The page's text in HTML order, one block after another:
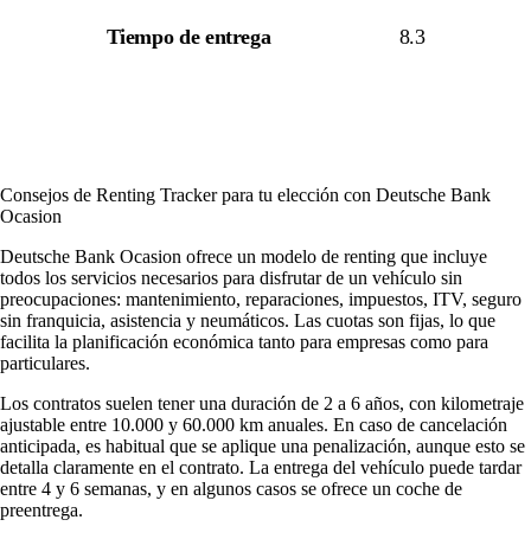
Tiempo de entrega 8.3
Consejos de Renting Tracker para tu elección con Deutsche Bank
Ocasion
Deutsche Bank Ocasion ofrece un modelo de renting que incluye
todos los servicios necesarios para disfrutar de un vehículo sin
preocupaciones: mantenimiento, reparaciones, impuestos, ITV, seguro
sin franquicia, asistencia y neumáticos. Las cuotas son fijas, lo que
facilita la planificación económica tanto para empresas como para
particulares.
Los contratos suelen tener una duración de 2 a 6 años, con kilometraje
ajustable entre 10.000 y 60.000 km anuales. En caso de cancelación
anticipada, es habitual que se aplique una penalización, aunque esto se
detalla claramente en el contrato. La entrega del vehículo puede tardar
entre 4 y 6 semanas, y en algunos casos se ofrece un coche de
preentrega.